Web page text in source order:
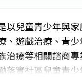
以兒童青少年與
、遊戲治療、青
治療等相關諮商
落實社區兒童青